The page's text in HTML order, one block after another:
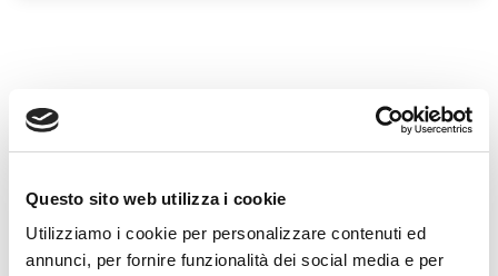
Questo sito web utilizza i cookie
Utilizziamo i cookie per personalizzare contenuti ed
annunci, per fornire funzionalità dei social media e per
Posts
Chi siamo